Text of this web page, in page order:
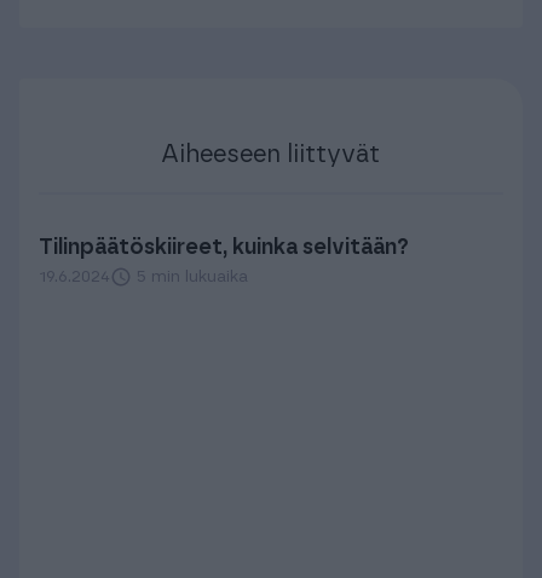
Aiheeseen liittyvät
Tilinpäätöskiireet, kuinka selvitään?
19.6.2024 5 min lukuaika